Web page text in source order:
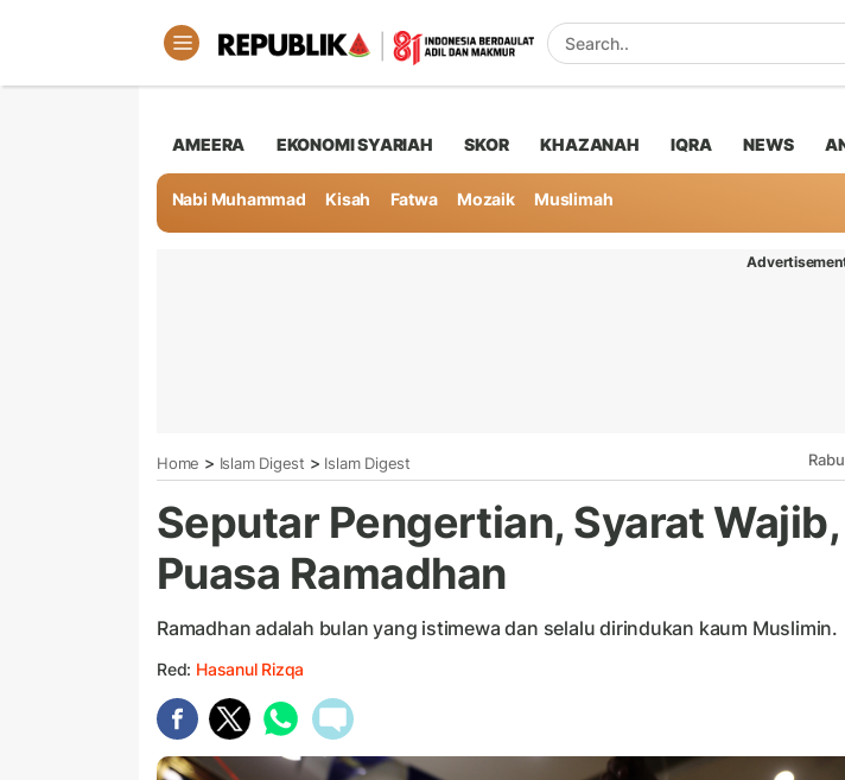
AMEERA EKONOMI SYARIAH SKOR KHAZANAH IQRA NEWS
Nabi Muhammad Kisah Fatwa Mozaik Muslimah
Home > Islam Digest > Islam Digest
Seputar Pengertian, Syarat
Puasa Ramadhan
Ramadhan adalah bulan yang istimewa dan selalu dirindukan kaum Muslimin.
Red: Hasanul Rizqa